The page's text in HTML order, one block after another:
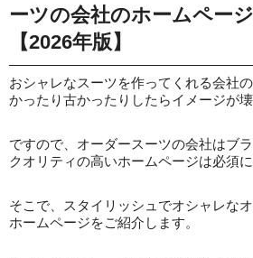
ーツの会社のホームペー
【2026年版】
おシャレなスーツを作ってくれる会社
かったり古かったりしたらイメージが
ですので、オーダースーツの会社はブ
クオリティの高いホームページは必須に
そこで、スタイリッシュでオシャレな
ホームページをご紹介します。